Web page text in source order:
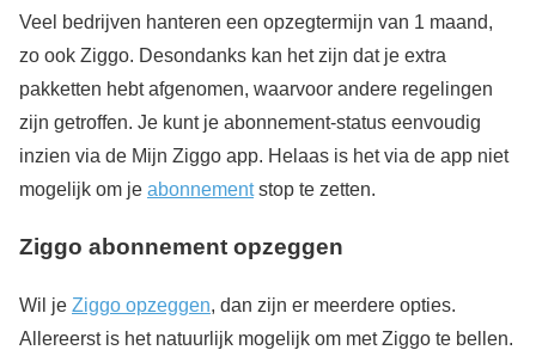
Veel bedrijven hanteren een opzegtermijn van 1 maand,
zo ook Ziggo. Desondanks kan het zijn dat je extra
pakketten hebt afgenomen, waarvoor andere regelingen
zijn getroffen. Je kunt je abonnement-status eenvoudig
inzien via de Mijn Ziggo app. Helaas is het via de app niet
mogelijk om je abonnementstop te zetten.
Ziggo abonnement opzeggen
Wil je Ziggo opzeggen, dan zijn er meerdere opties.
Allereerst is het natuurlijk mogelijk om met Ziggo te bellen.